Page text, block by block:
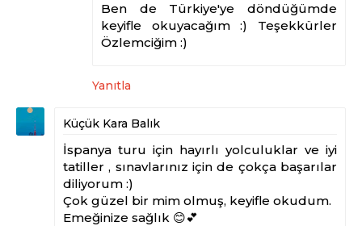
Ben de Türkiye'ye döndüğümde
keyifle okuyacağım :) Teşekkürler
Özlemciğim :)
Yanıtla
Küçük Kara Balık
İspanya turu için hayırlı yolculuklar ve iyi
tatiller , sınavlarınız için de çokça başarılar
diliyorum :)
Çok güzel bir mim olmuş, keyifle okudum.
Emeğinize sağlık 😊💕